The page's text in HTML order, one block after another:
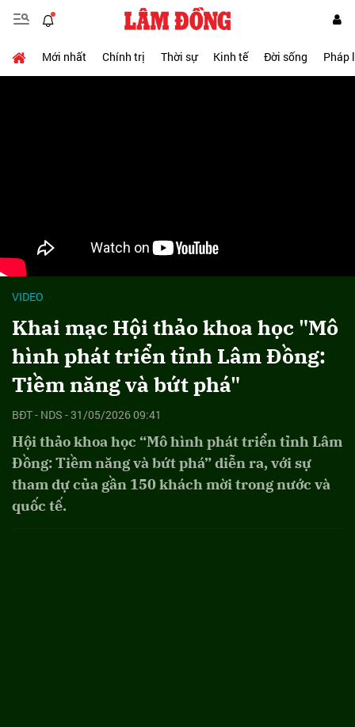
Mới nhất Chính trị Thời sự Kinh tế Đời sống Pháp
VIDEO
Khai mạc Hội thảo khoa học "Mô
hình phát triển tỉnh Lâm Đồng:
Tiềm năng và bứt phá"
BĐT - NDS - 31/05/2026 09:41
Hội thảo khoa học “Mô hình phát triển tỉnh Lâm
Đồng: Tiềm năng và bứt phá” diễn ra, với sự
tham dự của gần 150 khách mời trong nước và
quốc tế.